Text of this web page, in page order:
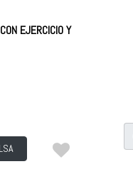
EJERCICIO Y